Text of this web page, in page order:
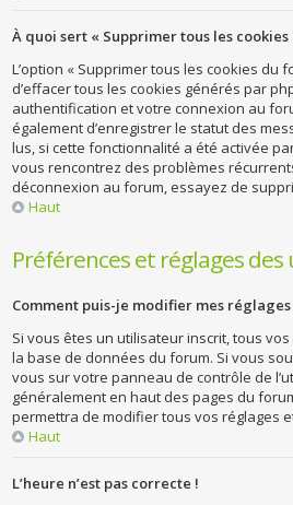
À quoi sert « Supprimer tous les cookies
L’option « Supprimer tous les cookies du
d’effacer tous les cookies générés par
authentification et votre connexion au
également d’enregistrer le statut des
lus, si cette fonctionnalité a été activée
vous rencontrez des problèmes
déconnexion au forum, essayez de
Haut
Préférences et réglages
Comment puis-je modifier mes réglages
Si vous êtes un utilisateur inscrit, tous
la base de données du forum. Si vous
vous sur votre panneau de contrôle de
généralement en haut des pages du
permettra de modifier tous vos réglages
Haut
L’heure n’est pas correcte !